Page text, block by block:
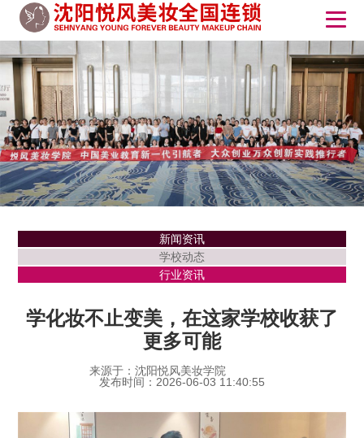
新闻资讯
学校动态
行业资讯
学化妆不止变美，在这家学校收获了
更多可能
来源于：沈阳悦风美妆学院
发布时间：2026-06-03 11:40:55